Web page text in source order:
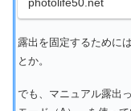
露出を固定するために
とか。
でも、マニュアル露出